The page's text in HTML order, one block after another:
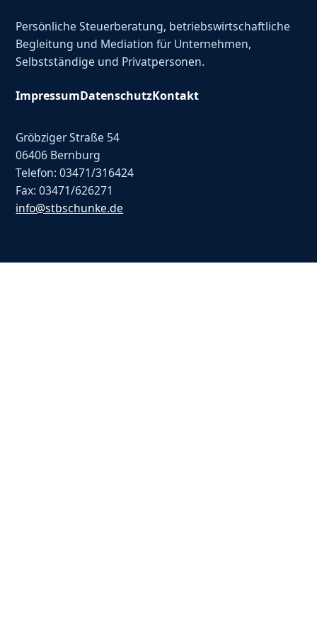
Persönliche Steuerberatung, betriebswirtschaftliche
Begleitung und Mediation für Unternehmen,
Selbstständige und Privatpersonen.
ImpressumDatenschutzKontakt
Gröbziger Straße 54
06406 Bernburg
Telefon: 03471/316424
Fax: 03471/626271
info@stbschunke.de